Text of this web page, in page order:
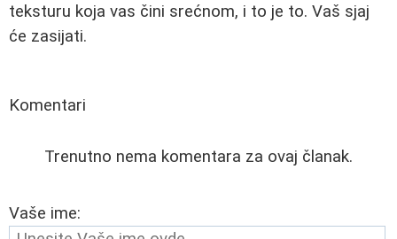
teksturu koja vas čini srećnom, i to je to. Vaš sjaj
će zasijati.
Komentari
Trenutno nema komentara za ovaj članak.
Vaše ime: